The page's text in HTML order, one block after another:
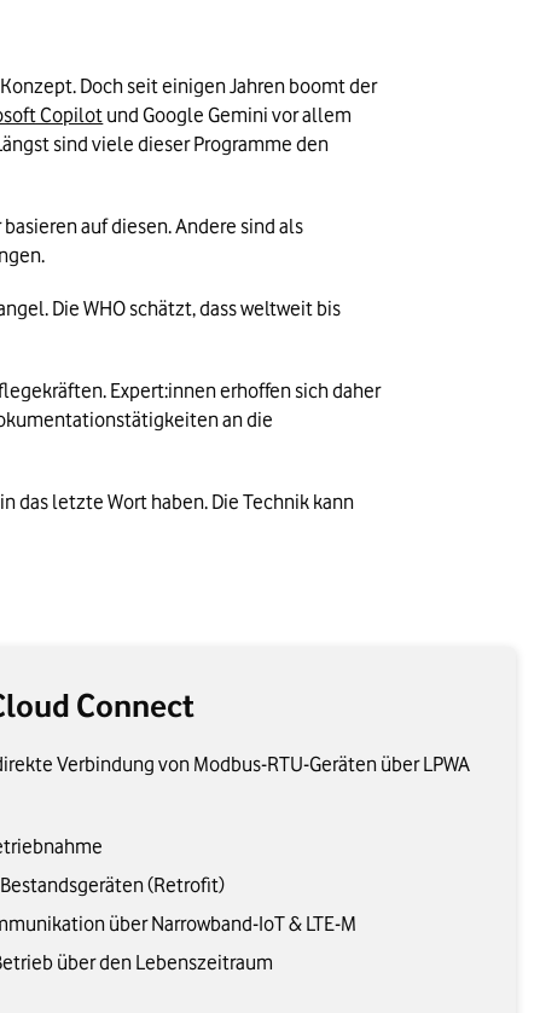
Doch seit einigen Jahren boomt der
Copilot und Google Gemini vor allem
sind viele dieser Programme den
auf diesen. Andere sind als
Die WHO schätzt, dass weltweit bis
Expert:innen erhoffen sich daher
an die
das letzte Wort haben. Die Technik kann
Connect
Verbindung von Modbus-RTU-Geräten über LPWA
(Retrofit)
über Narrowband-IoT & LTE-M
über den Lebenszeitraum